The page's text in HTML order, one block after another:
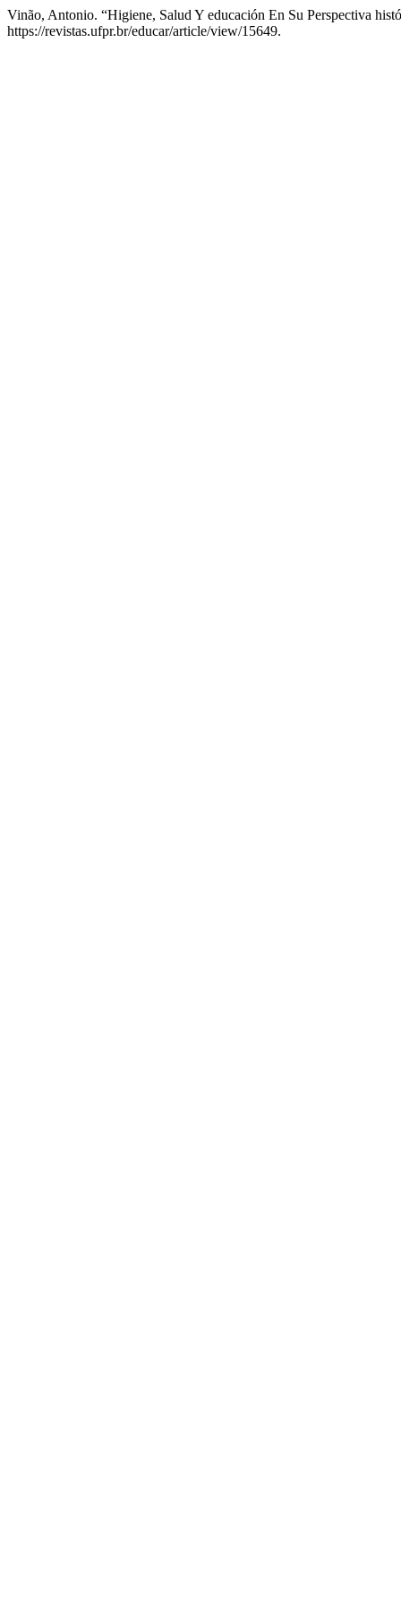
Vinão, Antonio. “Higiene, Salud Y educación En Su Perspectiva
https://revistas.ufpr.br/educar/article/view/15649.